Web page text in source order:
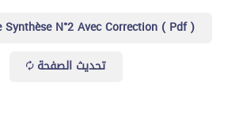
Synthèse N°2 Avec Correction ( Pdf )
تحديث الصفحة